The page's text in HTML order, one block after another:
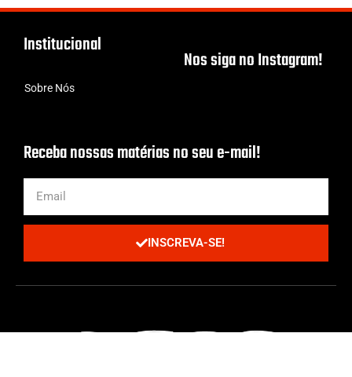
Institucional
Sobre Nós
Nos siga no Instagram!
Receba nossas matérias no seu e-mail!
INSCREVA-SE!